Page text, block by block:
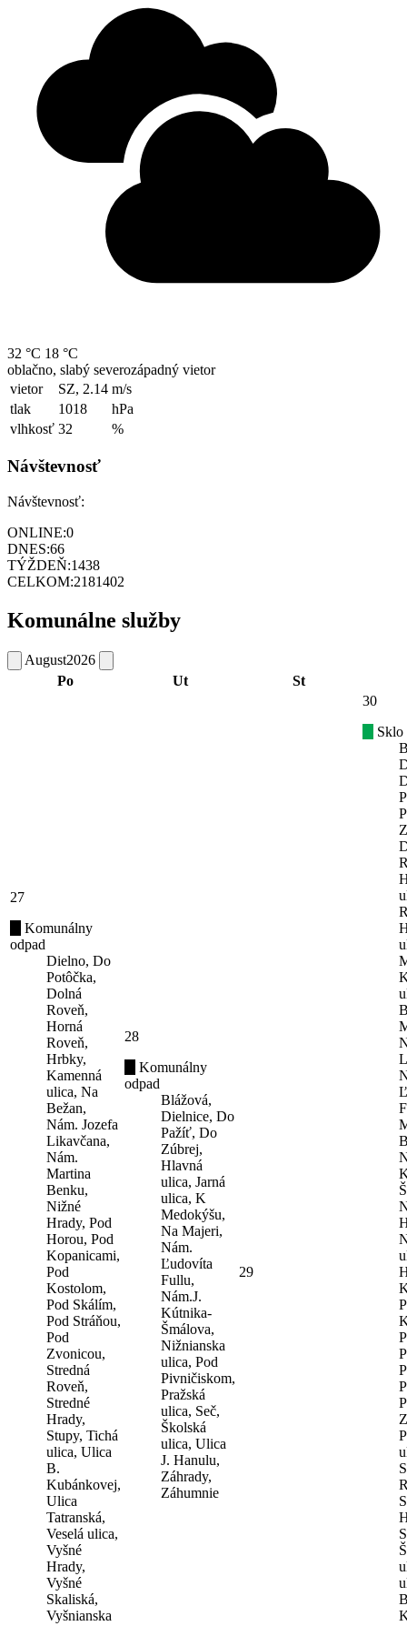
32 °C 18 °C
oblačno, slabý severozápadný vietor
vietor
SZ, 2.14 m/s
tlak
1018
hPa
vlhkosť 32 %
Návštevnosť
Návštevnosť:
ONLINE:0
DNES:66
TÝŽDEŇ:1438
CELKOM:2181402
Komunálne služby
August2026
Po
Ut St
27
Komunálny
odpad
Dielno, Do
Potôčka,
Dolná
Roveň,
Horná
Roveň,
Hrbky,
Kamenná
ulica, Na
Bežan,
Nám. Jozefa
Likavčana,
Nám.
Martina
Benku,
Nižné
Hrady, Pod
Horou, Pod
Kopanicami,
Pod
Kostolom,
Pod Skálím,
Pod Stráňou,
Pod
Zvonicou,
Stredná
Roveň,
Stredné
Hrady,
Stupy, Tichá
ulica, Ulica
B.
Kubánkovej,
Ulica
Tatranská,
Veselá ulica,
Vyšné
Hrady,
Vyšné
Skaliská,
Vyšnianska
28
Komunálny
odpad
Blážová,
Dielnice, Do
Pažíť, Do
Zúbrej,
Hlavná
ulica, Jarná
ulica, K
Medokýšu,
Na Majeri,
Nám.
Ľudovíta
Fullu,
Nám.J.
Kútnika-
Šmálova,
Nižnianska
ulica, Pod
Pivničiskom,
Pražská
ulica, Seč,
Školská
ulica, Ulica
J. Hanulu,
Záhrady,
Záhumnie
29
30
Sklo